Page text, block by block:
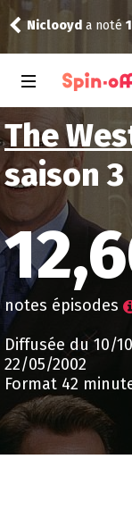
Niclooyd a noté
The
saison 3
notes épisodes
Diffusée du 10/
22/05/2002
Format 42